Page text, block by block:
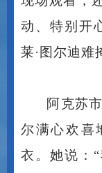
动、特别开
莱·图尔迪难
阿克苏
尔满心欢喜
衣。她说：